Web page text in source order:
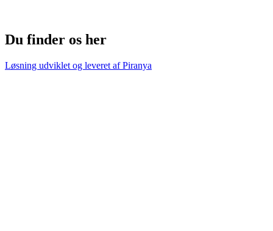
Du finder os her
Løsning udviklet og leveret afPiranya